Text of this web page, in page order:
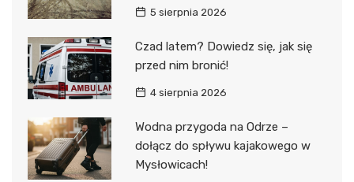
5 sierpnia 2026
Czad latem? Dowiedz się, jak się
przed nim bronić!
4 sierpnia 2026
Wodna przygoda na Odrze –
dołącz do spływu kajakowego w
Mysłowicach!